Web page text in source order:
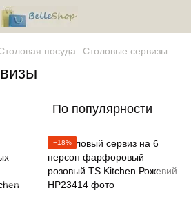
посуда Столовые сервизы
По популярности
−18%